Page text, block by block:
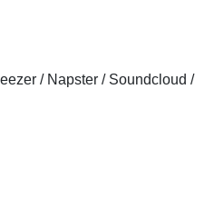
/ Napster / Soundcloud /